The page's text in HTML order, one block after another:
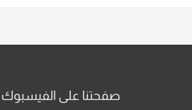
صفحتنا على الفيسبوك